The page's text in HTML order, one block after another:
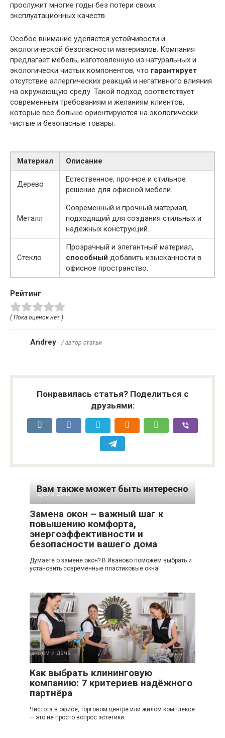
прослужит многие годы без потери своих
эксплуатационных качеств.
Особое внимание уделяется устойчивости и
экологической безопасности материалов. Компания
предлагает мебель, изготовленную из натуральных и
экологически чистых компонентов, что гарантирует
отсутствие аллергических реакций и негативного влияния
на окружающую среду. Такой подход соответствует
современным требованиям и желаниям клиентов,
которые все больше ориентируются на экологически
чистые и безопасные товары.
Материал Описание
Дерево
Естественное, прочное и стильное
решение для офисной мебели.
Металл
Современный и прочный материал,
подходящий для создания стильных и
надежных конструкций.
Стекло
Прозрачный и элегантный материал,
способный добавить изысканности в
офисное пространство.
Рейтинг
( Пока оценок нет )
Andrey / автор статьи
Понравилась статья? Поделиться с
друзьями:
Вам также может быть интересно
Дом и дача 0
Замена окон – важный шаг к
повышению комфорта,
энергоэффективности и
безопасности вашего дома
Думаете о замене окон? В Иваново поможем выбрать и
установить современные пластиковые окна!
Дом и дача 0
Как выбрать клининговую
компанию: 7 критериев надёжного
партнёра
Чистота в офисе, торговом центре или жилом комплексе
— это не просто вопрос эстетики.